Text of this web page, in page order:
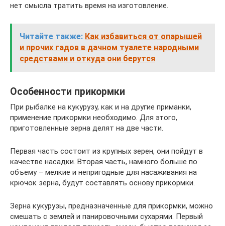
нет смысла тратить время на изготовление.
Читайте также: Как избавиться от опарышей
и прочих гадов в дачном туалете народными
средствами и откуда они берутся
Особенности прикормки
При рыбалке на кукурузу, как и на другие приманки,
применение прикормки необходимо. Для этого,
приготовленные зерна делят на две части.
Первая часть состоит из крупных зерен, они пойдут в
качестве насадки. Вторая часть, намного больше по
объему – мелкие и непригодные для насаживания на
крючок зерна, будут составлять основу прикормки.
Зерна кукурузы, предназначенные для прикормки, можно
смешать с землей и панировочными сухарями. Первый